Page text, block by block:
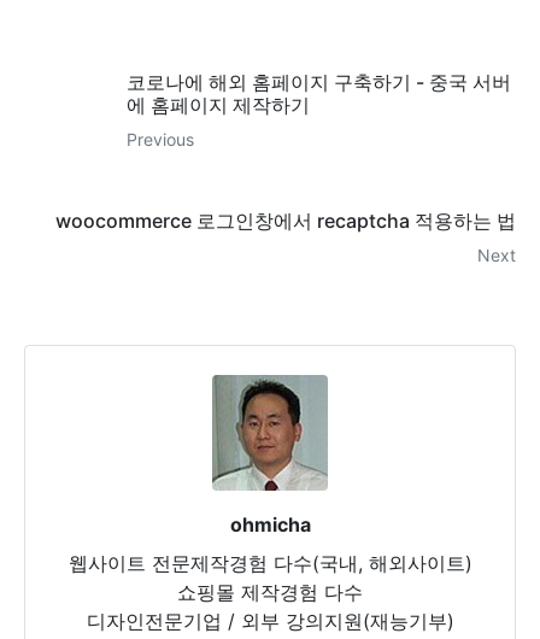
코로나에 해외 홈페이지 구축하기 - 중국 서버
에 홈페이지 제작하기
Previous
woocommerce 로그인창에서 recaptcha 적용하는 법
Next
ohmicha
웹사이트 전문제작경험 다수(국내, 해외사이트)
쇼핑몰 제작경험 다수
디자인전문기업 / 외부 강의지원(재능기부)